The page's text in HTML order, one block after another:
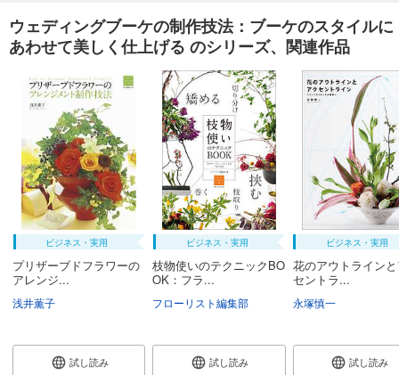
ウェディングブーケの制作技法：ブーケのスタイルに
あわせて美しく仕上げる のシリーズ、関連作品
ビジネス・実用
プリザーブドフラワーの
アレンジ...
浅井薫子
試し読み
ビジネス・実用
枝物使いのテクニックBO
OK：フラ...
フローリスト編集部
試し読み
ビジネス・実用
花のアウトライン
セントラ...
永塚慎一
試し読み